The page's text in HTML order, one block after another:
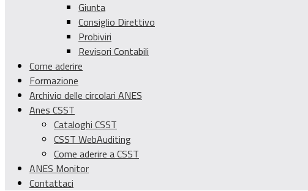
Giunta
Consiglio Direttivo
Probiviri
Revisori Contabili
Come aderire
Formazione
Archivio delle circolari ANES
Anes CSST
Cataloghi CSST
CSST WebAuditing
Come aderire a CSST
ANES Monitor
Contattaci